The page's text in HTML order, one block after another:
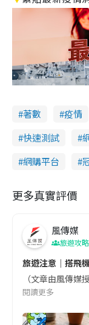
著數 疫情
快速測試
網購平台
更多真實評價
風傳媒
旅遊攻略
旅遊注意｜搭飛
（文章由風傳
閱讀更多